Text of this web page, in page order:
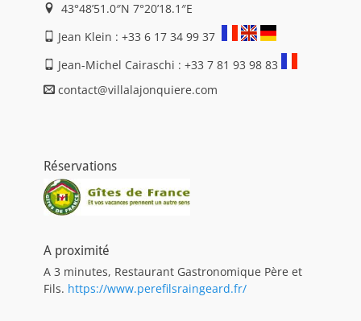
43°48’51.0″N 7°20’18.1″E
Jean Klein : +33 6 17 34 99 37
Jean-Michel Cairaschi : +33 7 81 93 98 83
contact@villalajonquiere.com
Réservations
A proximité
A 3 minutes, Restaurant Gastronomique Père et
Fils. https://www.perefilsraingeard.fr/